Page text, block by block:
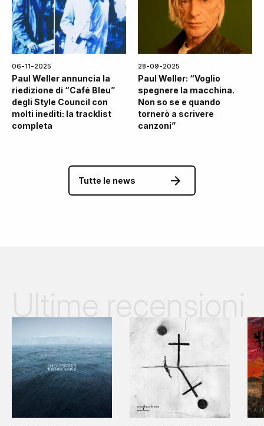
06-11-2025
Paul Weller annuncia la
riedizione di “Café Bleu”
degli Style Council con
molti inediti: la tracklist
completa
28-09-2025
Paul Weller: “Voglio
spegnere la macchina.
Non so se e quando
tornerò a scrivere
canzoni”
Tutte le news